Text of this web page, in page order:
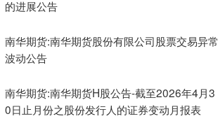
的进展公告
南华期货:南华期货股份有限公司股票交易异常
波动公告
南华期货:南华期货H股公告-截至2026年4月3
0日止月份之股份发行人的证券变动月报表